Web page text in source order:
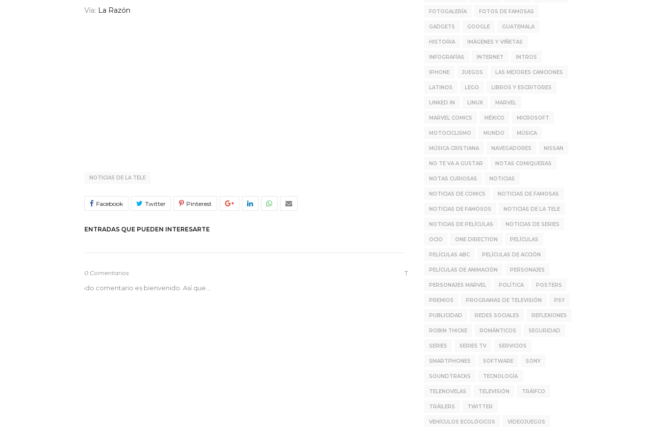
Vía: La Razón
NOTICIAS DE LA TELE
ENTRADAS QUE PUEDEN INTERESARTE
0 Comentarios
T
odo comentario es bienvenido. Así que...
FOTOGALERÍA FOTOS DE FAMOSAS
GADGETS GOOGLE GUATEMALA
HISTORIA IMÁGENES Y VIÑETAS
INFOGRAFÍAS INTERNET INTROS
IPHONE JUEGOS LAS MEJORES CANCIONES
LATINOS LEGO LIBROS Y ESCRITORES
LINKED IN LINUX MARVEL
MARVEL COMICS MÉXICO MICROSOFT
MOTOCICLISMO MUNDO MÚSICA
MÚSICA CRISTIANA NAVEGADORES NISSAN
NO TE VA A GUSTAR NOTAS COMIQUERAS
NOTAS CURIOSAS NOTICIAS
NOTICIAS DE COMICS NOTICIAS DE FAMOSAS
NOTICIAS DE FAMOSOS NOTICIAS DE LA TELE
NOTICIAS DE PELÍCULAS NOTICIAS DE SERIES
OCIO ONE DIRECTION PELÍCULAS
PELÍCULAS ABC PELÍCULAS DE ACCIÓN
PELÍCULAS DE ANIMACIÓN PERSONAJES
PERSONAJES MARVEL POLÍTICA POSTERS
PREMIOS PROGRAMAS DE TELEVISIÓN PSY
PUBLICIDAD REDES SOCIALES REFLEXIONES
ROBIN THICKE ROMÁNTICOS SEGURIDAD
SERIES SERIES TV SERVICIOS
SMARTPHONES SOFTWARE SONY
SOUNDTRACKS TECNOLOGÍA
TELENOVELAS TELEVISIÓN TRÁIFCO
TRÁILERS TWITTER
VEHÍCULOS ECOLÓGICOS VIDEOJUEGOS